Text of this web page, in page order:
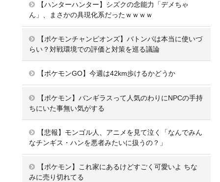
【ハンターハンター】シズクの念能力「デメちゃ
ん」、まさかの具現化系だったｗｗｗｗ
【ポケモンチャンピオンズ】バトンパは本当に使いづ
らい？対戦環境での評価と対策を巡る議論
【ポケモンGO】今週は42km歩けるかどうか
【ポケモン】バンギラスって人気のわりにNPCの手持
ちにいた事無い気がする
【悲報】モンゴル人、アニメを見て泣く「なんでみん
なチンギス・ハンを悪者みたいに扱うの？」
【ポケモン】これ家にあるけどすごく可愛いよ ちな
みに売り切れてる